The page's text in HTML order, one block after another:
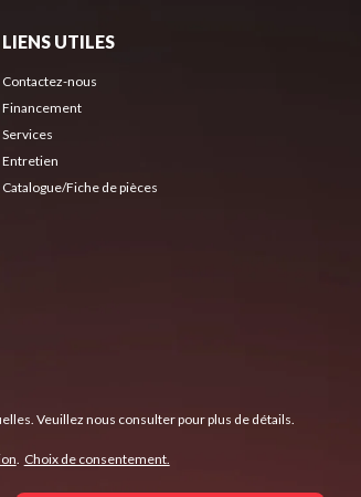
LIENS UTILES
Contactez-nous
Financement
Services
Entretien
Catalogue/Fiche de pièces
Veuillez nous consulter pour plus de détails.
. Choix de consentement.